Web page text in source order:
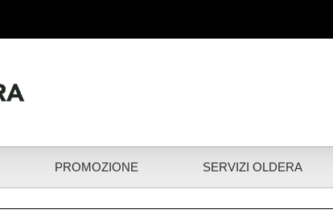
PROMOZIONE SERVIZI OLDERA